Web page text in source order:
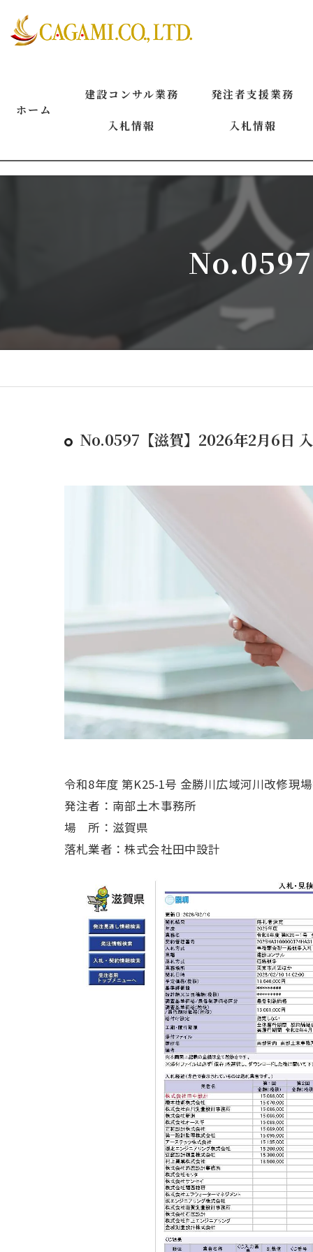
ホーム
建設コンサル業務
入札情報
発注者支援業務
入札情報
2026年7月
2026年6月
2026年5月
2026年4月
No.0597【滋賀】2026年2月6日
令和8年度 第K25-1号 金勝川広域河川改修現
発注者：南部土木事務所
場 所：滋賀県
落札業者：株式会社田中設計